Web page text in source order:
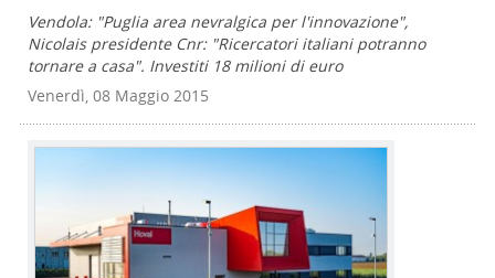
Vendola: "Puglia area nevralgica per l'innovazione",
Nicolais presidente Cnr: "Ricercatori italiani potranno
tornare a casa". Investiti 18 milioni di euro
Venerdì, 08 Maggio 2015